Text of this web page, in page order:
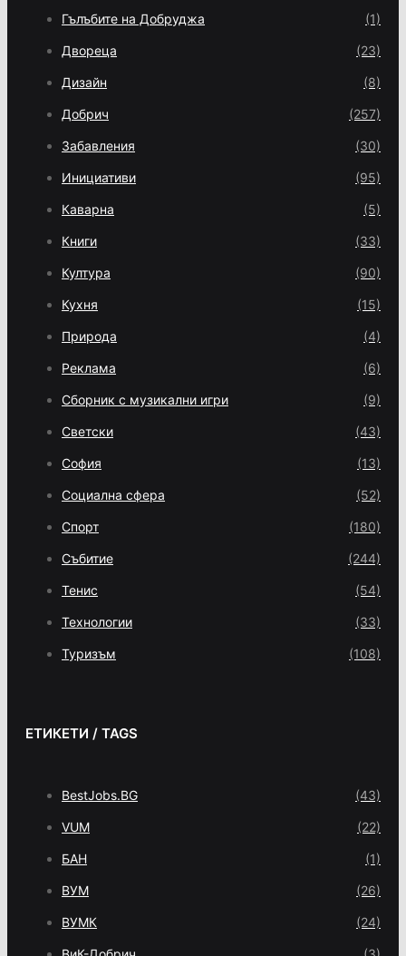
Гълъбите на Добруджа (1)
Двореца (23)
Дизайн (8)
Добрич (257)
Забавления (30)
Инициативи (95)
Каварна (5)
Книги (33)
Култура (90)
Кухня (15)
Природа (4)
Реклама (6)
Сборник с музикални игри (9)
Светски (43)
София (13)
Социална сфера (52)
Спорт (180)
Събитие (244)
Тенис (54)
Технологии (33)
Туризъм (108)
ЕТИКЕТИ / TAGS
BestJobs.BG (43)
VUM (22)
БАН (1)
ВУМ (26)
ВУМК (24)